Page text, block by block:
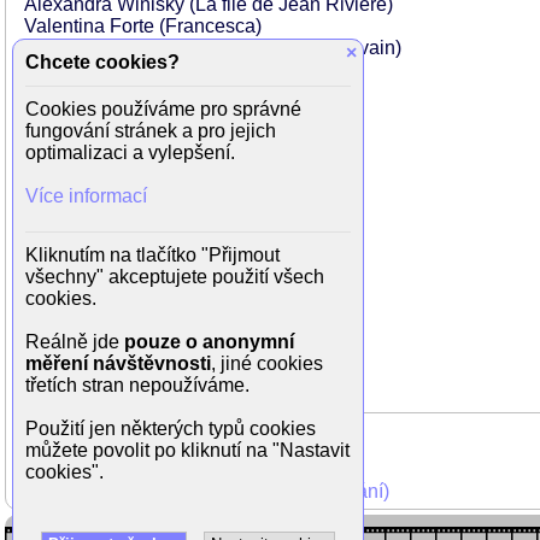
Alexandra Winisky (La file de Jean Rivière)
Valentina Forte (Francesca)
Franco Interlenghi (ředitelka muzea Sylvain)
Claudia Pandolfi (Claudia Spinelli)
Madeleine Robinson (Madame Rivière)
Francesca Dellera (Chantal / Holly)
Michael Pas
Emy Valentino
Marc Legein
Achille Brugnini
John Armstead
Dina Morrone (La femme enceinte)
Colette Emmanuelle
Thamisanqa Molepo
Mohli jste vidět v TV (zobrazit starší vysílání)
×
Chcete cookies?
Cookies používáme pro správné
fungování stránek a pro jejich
optimalizaci a vylepšení.
Více informací
Kliknutím na tlačítko "Přijmout
všechny" akceptujete použití všech
cookies.
Reálně jde pouze o anonymní
měření návštěvnosti, jiné cookies
třetích stran nepoužíváme.
Použití jen některých typů cookies
můžete povolit po kliknutí na "Nastavit
cookies".